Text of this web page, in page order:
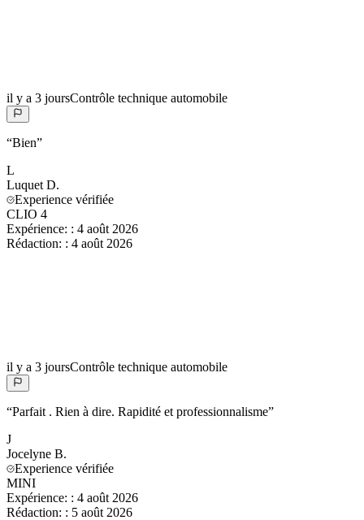
il y a 3 joursContrôle technique automobile
“Bien”
L
Luquet D.
Experience vérifiée
CLIO 4
Expérience: : 4 août 2026
Rédaction: : 4 août 2026
il y a 3 joursContrôle technique automobile
“Parfait . Rien à dire. Rapidité et professionnalisme”
J
Jocelyne B.
Experience vérifiée
MINI
Expérience: : 4 août 2026
Rédaction: : 5 août 2026